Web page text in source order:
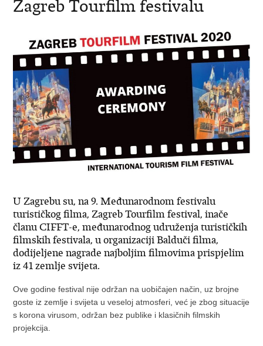
Zagreb Tourfilm festivalu
U Zagrebu su, na 9. Međunarodnom festivalu
turističkog filma, Zagreb Tourfilm festival, inače
članu CIFFT-e, međunarodnog udruženja turističkih
filmskih festivala, u organizaciji Balduči filma,
dodijeljene nagrade najboljim filmovima prispjelim
iz 41 zemlje svijeta.
Ove godine festival nije održan na uobičajen način, uz brojne
goste iz zemlje i svijeta u veseloj atmosferi, već je zbog situacije
s korona virusom, održan bez publike i klasičnih filmskih
projekcija.